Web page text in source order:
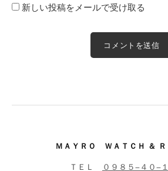
新しい投稿をメールで受け取る
ＭＡＹＲＯ ＷＡＴＣＨ ＆ Ｒ
ＴＥＬ
０９８５−４０−